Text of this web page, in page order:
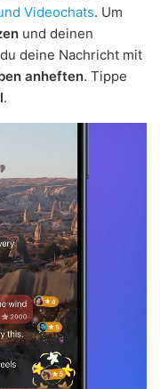
Videochats. Um
und deinen
deine Nachricht mit
anheften. Tippe
.